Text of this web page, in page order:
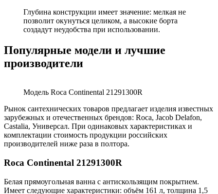
Глубина конструкции имеет значение: мелкая не
позволит окунуться целиком, а высокие борта
создадут неудобства при использовании.
Популярные модели и лучшие
производители
Модель Roca Continental 21291300R
Рынок сантехнических товаров предлагает изделия известных
зарубежных и отечественных брендов: Roca, Jacob Delafon,
Castalia, Универсал. При одинаковых характеристиках и
комплектации стоимость продукции российских
производителей ниже раза в полтора.
Roca Continental 21291300R
Белая прямоугольная ванна с антискользящим покрытием.
Имеет следующие характеристики: объём 161 л, толщина 1,5